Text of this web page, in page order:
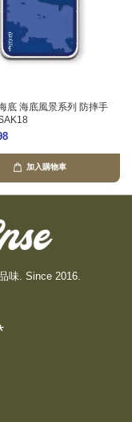
底 海底風景系列 防摔手
加入購物車
味. Since 2016.